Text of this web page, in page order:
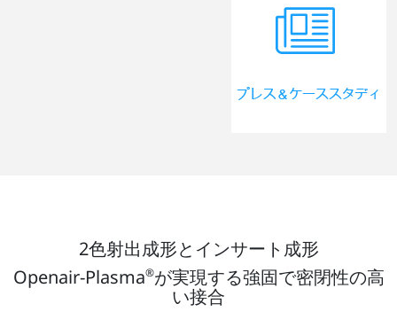
2色射出成形とインサート成形
Openair-Plasma®が実現する強固で密閉性の高
い接合